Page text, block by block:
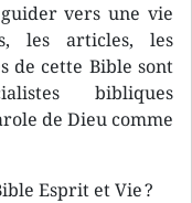
vers une vie
les articles, les
de cette Bible sont
bibliques
de Dieu comme
Esprit et Vie ?